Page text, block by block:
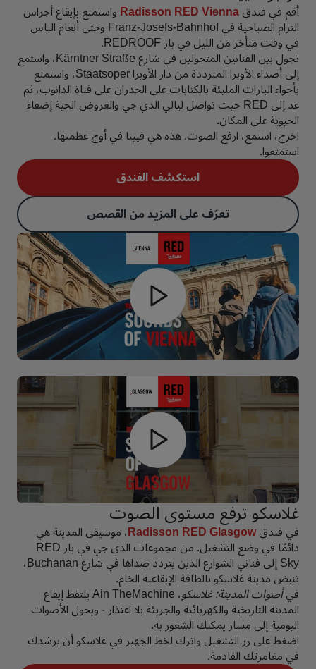
أقم في فندقRadisson RED Viennaواستمتع بإيقاع أجراس
الترام الصباحية في Franz-Josefs-Bahnhof وحتى أنغام الباس
في وقت متأخر من الليل في بار REDROOF.
تجول بين الفنانين المتجولين في شارع Kärntner Straße، واستمع
إلى أصداء الأوبرا المترددة من دار الأوبرا Staatsoper، واستمتع
بأجواء البارات المليئة بالكتابات على الجدران على قناة الدانوب، ثم
عد إلى RED حيث تواصل ليالي الدي جي والعروض الحية إضفاء
الحيوية على المكان.
اخرج، استمع، ارفع الصوت. هذه هي فيينا في أوج عظمتها.
استمتعوا.
استكشف الفندق
تعرّف على المزيد من القصص
غلاسكو ترفع مستوى الصوت
في فندقRadisson RED Glasgow، موسيقى المدينة هي
دائمًا في وضع التشغيل. من مجموعات الدي جي في بار RED
Sky إلى فناني الشوارع الذين يتردد صداها في شارع Buchanan،
تنبض مدينة غلاسكو بالطاقة الإيقاعية الخام.
فيأصوات المدينة: غلاسكو ، Ain TheMachine يلتقط إيقاع
المدينة التاريخية والكهربائية والجريئة بلا اعتذار - ويحول الأصوات
اليومية إلى مسار يمكنك الشعور به.
اضغط على زر التشغيل واترك لخط الجهير في غلاسكو أن يرشدك
في مغامرتك القادمة.